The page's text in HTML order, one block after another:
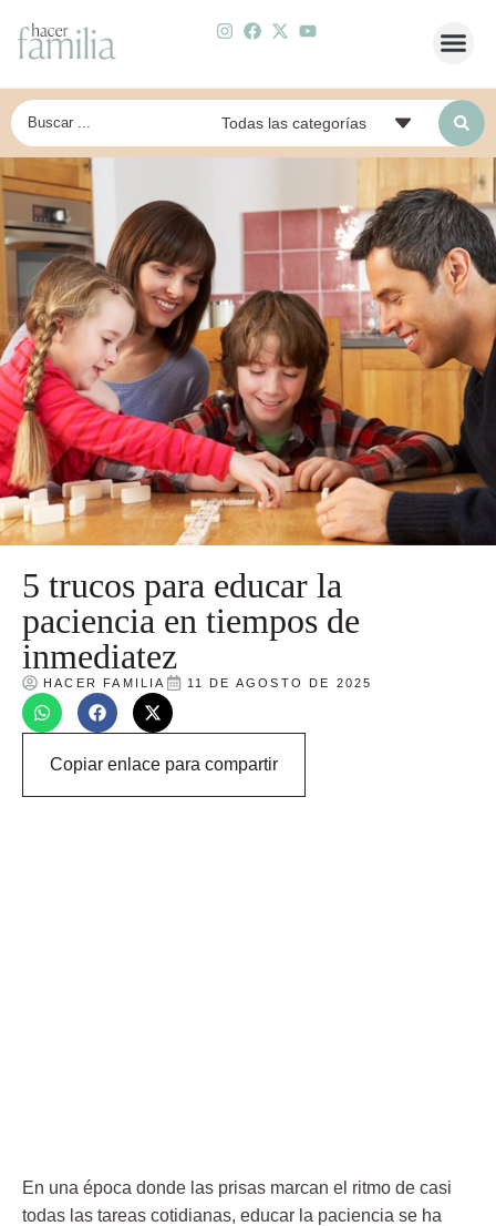
5 trucos para educar la
paciencia en tiempos de
inmediatez
HACER FAMILIA 11 DE AGOSTO DE 2025
Copiar enlace para compartir
En una época donde las prisas marcan el ritmo de casi
todas las tareas cotidianas, educar la paciencia se ha